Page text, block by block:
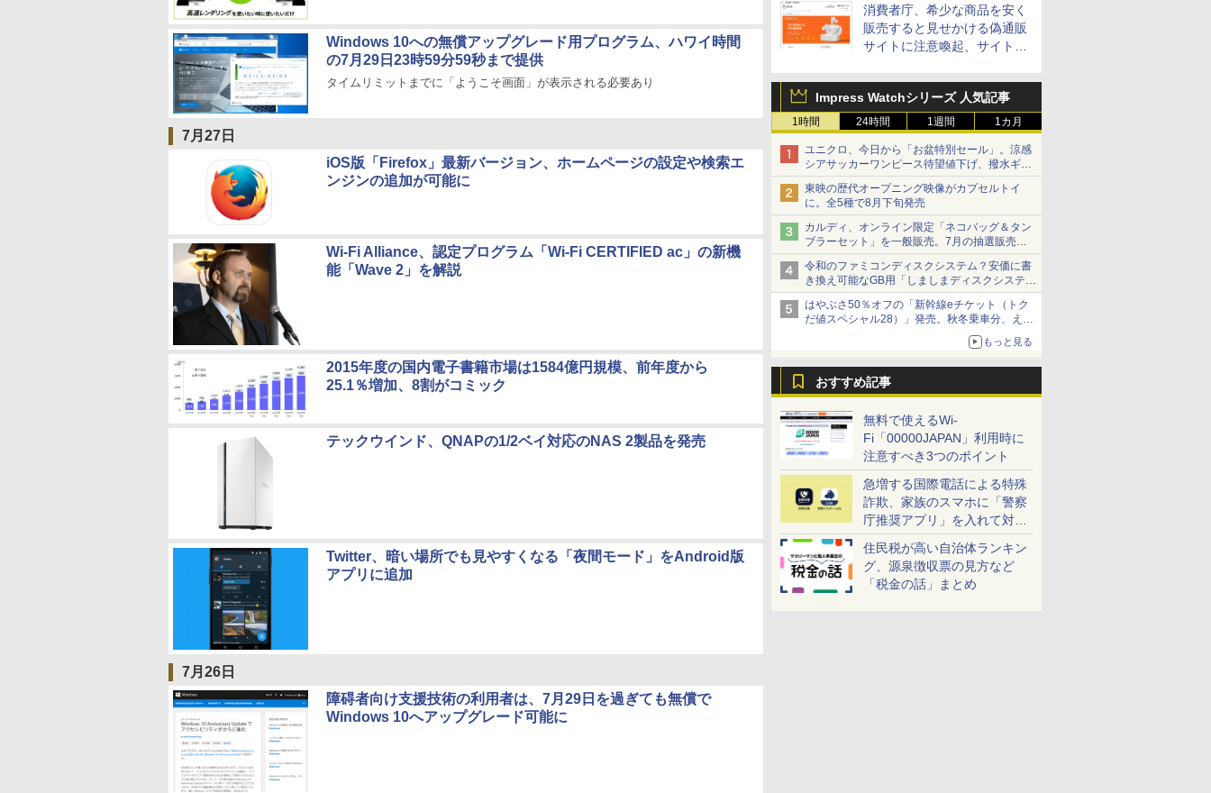
消費者庁、希少な商品を安く
販売すると見せかける偽通販
サイトに注意喚起、サイト名
Impress Watchシリーズ 人気記事
1時間 24時間 1週間 1カ月
ユニクロ、今日から「お盆特別セール」。涼感
シアサッカーワンピース待望値下げ、撥水ギア
ショーツは1990円に
東映の歴代オープニング映像がカプセルトイ
に。全5種で8月下旬発売
カルディ、オンライン限定「ネコバッグ＆タン
ブラーセット」を一般販売。7月の抽選販売の
当選無効分
令和のファミコンディスクシステム？安価に書
き換え可能なGB用「しましまディスクシステ
ム」
はやぶさ50％オフの「新幹線eチケット（トク
だ値スペシャル28）」発売。秋冬乗車分、えき
もっと見る
おすすめ記事
無料で使えるWi-
Fi「00000JAPAN」利用時に
注意すべき3つのポイント
急増する国際電話による特殊
詐欺、家族のスマホに「警察
庁推奨アプリ」を入れて対策
しよう！
住民税が高い自治体ランキン
グ、源泉徴収票の見方など
「税金の話」まとめ
Windows 10への無償アップグレード用プログラム、ハワイ時間
の7月29日23時59分59秒まで提供
タイムリミットまでに「ようこそ画面」が表示される必要あり
7月27日
iOS版「Firefox」最新バージョン、ホームページの設定や検索エ
ンジンの追加が可能に
Wi-Fi Alliance、認定プログラム「Wi-Fi CERTIFIED ac」の新機
能「Wave 2」を解説
2015年度の国内電子書籍市場は1584億円規模、前年度から
25.1％増加、8割がコミック
テックウインド、QNAPの1/2ベイ対応のNAS 2製品を発売
Twitter、暗い場所でも見やすくなる「夜間モード」をAndroid版
アプリに追加
7月26日
障碍者向け支援技術の利用者は、7月29日を過ぎても無償で
Windows 10へアップグレード可能に